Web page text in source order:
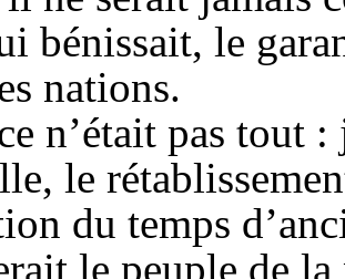
bénissait, le
nations.
n’était pas tout
le
du temps
le peuple de